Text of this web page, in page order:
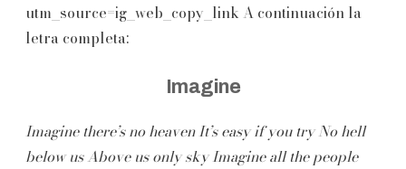
utm_source=ig_web_copy_link A continuación la
letra completa:
Imagine
Imagine there’s no heaven It’s easy if you try No hell
below us Above us only sky Imagine all the people